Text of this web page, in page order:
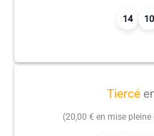
14 10
Tiercé
(20,00 € en mise